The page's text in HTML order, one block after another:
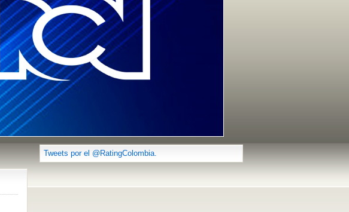
Tweets por el @RatingColombia.